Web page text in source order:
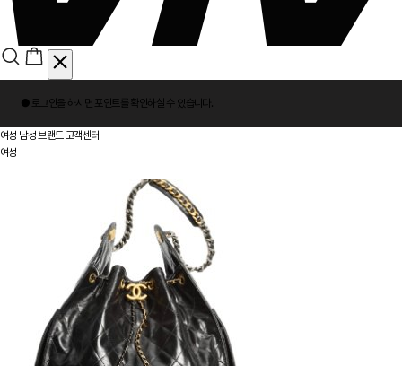
그
인
● 로그인을 하시면 포인트 를 확인하실 수 있습니다.
여성 남성 브랜드 고객센터
여성